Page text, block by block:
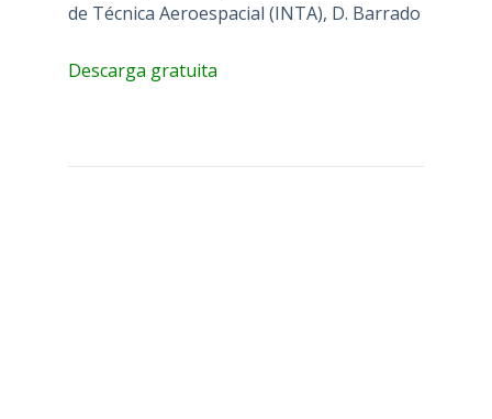
de Técnica Aeroespacial (INTA), D. Barrado
Descarga gratuita